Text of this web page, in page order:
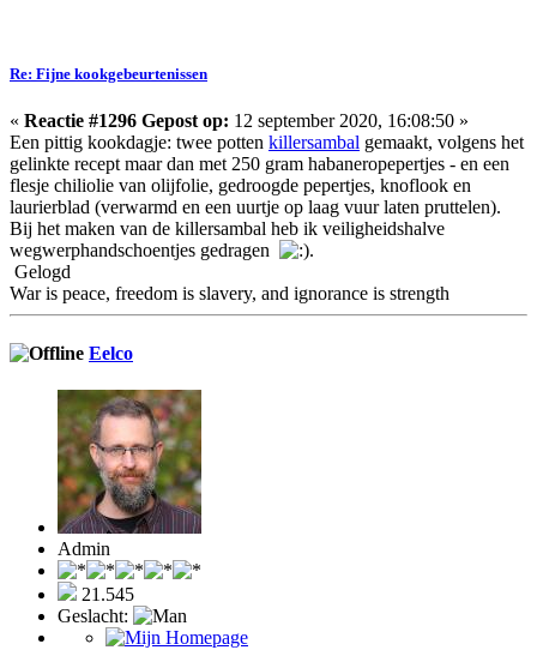
Re: Fijne kookgebeurtenissen
« Reactie #1296 Gepost op: 12 september 2020, 16:08:50 »
Een pittig kookdagje: twee potten killersambal gemaakt, volgens het
gelinkte recept maar dan met 250 gram habaneropepertjes - en een
flesje chiliolie van olijfolie, gedroogde pepertjes, knoflook en
laurierblad (verwarmd en een uurtje op laag vuur laten pruttelen).
Bij het maken van de killersambal heb ik veiligheidshalve
wegwerphandschoentjes gedragen
.
Gelogd
War is peace, freedom is slavery, and ignorance is strength
Eelco
Admin
21.545
Geslacht: